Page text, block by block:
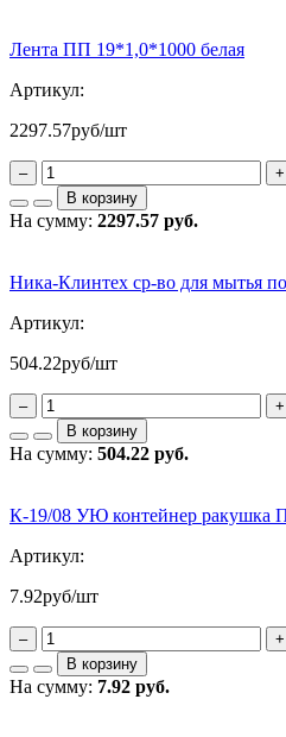
Лента ПП 19*1,0*1000 белая
Артикул:
2297.57руб/шт
–
+
В корзину
На сумму: 2297.57 руб.
Ника-Клинтех ср-во для мытья
Артикул:
504.22руб/шт
–
+
В корзину
На сумму: 504.22 руб.
К-19/08 УЮ контейнер ракушка
Артикул:
7.92руб/шт
–
+
В корзину
На сумму: 7.92 руб.